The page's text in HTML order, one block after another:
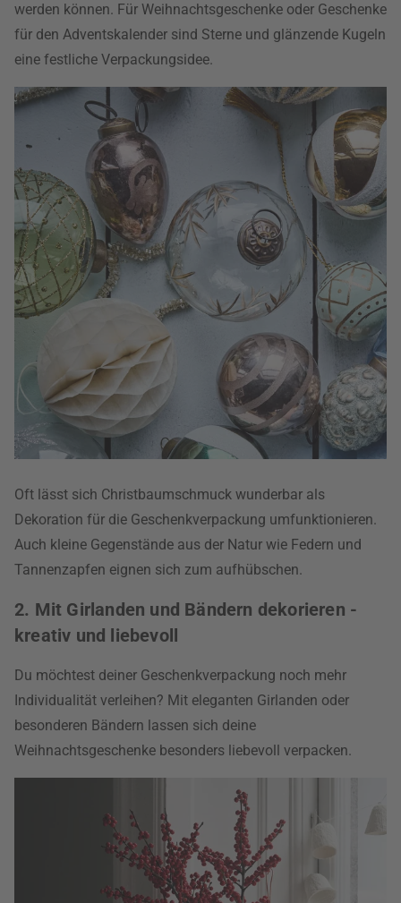
werden können. Für Weihnachtsgeschenke oder Geschenke
für den Adventskalender sind Sterne und glänzende Kugeln
eine festliche Verpackungsidee.
Oft lässt sich Christbaumschmuck wunderbar als
Dekoration für die Geschenkverpackung umfunktionieren.
Auch kleine Gegenstände aus der Natur wie Federn und
Tannenzapfen eignen sich zum aufhübschen.
2. Mit Girlanden und Bändern dekorieren -
kreativ und liebevoll
Du möchtest deiner Geschenkverpackung noch mehr
Individualität verleihen? Mit eleganten Girlanden oder
besonderen Bändern lassen sich deine
Weihnachtsgeschenke besonders liebevoll verpacken.